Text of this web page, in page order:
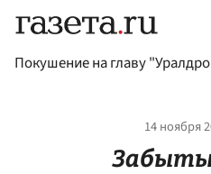
Покушение на главу
14 ноября